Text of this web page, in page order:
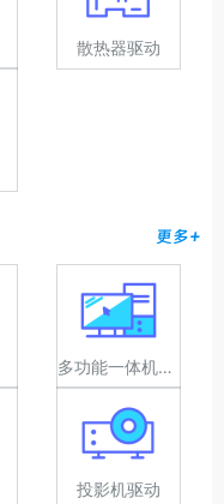
散热器驱动
更多+
多功能一体机驱动
投影机驱动